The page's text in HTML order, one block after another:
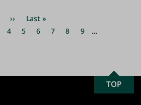
Next
page
››
Last
page
Last »
Page
4 Page
5 Page
6 Page
7 Page
8 Page
9 …
SCROLL
TO
TOP